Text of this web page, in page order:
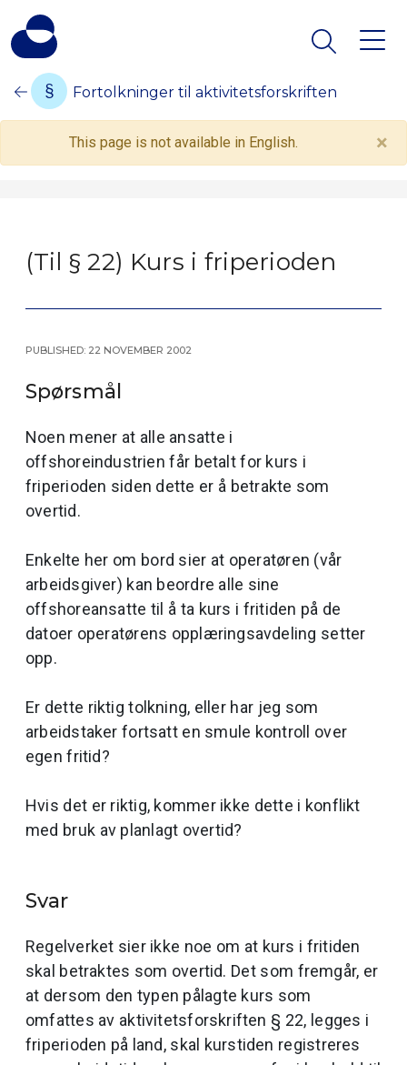
Fortolkninger til aktivitetsforskriften
This page is not available in English. ×
(Til § 22) Kurs i friperioden
Published: 22 November 2002
Spørsmål
Noen mener at alle ansatte i
offshoreindustrien får betalt for kurs i
friperioden siden dette er å betrakte som
overtid.
Enkelte her om bord sier at operatøren (vår
arbeidsgiver) kan beordre alle sine
offshoreansatte til å ta kurs i fritiden på de
datoer operatørens opplæringsavdeling setter
opp.
Er dette riktig tolkning, eller har jeg som
arbeidstaker fortsatt en smule kontroll over
egen fritid?
Hvis det er riktig, kommer ikke dette i konflikt
med bruk av planlagt overtid?
Svar
Regelverket sier ikke noe om at kurs i fritiden
skal betraktes som overtid. Det som fremgår, er
at dersom den typen pålagte kurs som
omfattes av aktivitetsforskriften § 22, legges i
friperioden på land, skal kurstiden registreres